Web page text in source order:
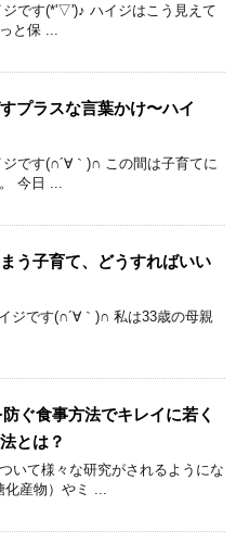
です(*'▽')♪ ハイジはこう見えて
と保 ...
プラスな言葉かけ〜ハイ
です(∩´∀｀)∩ この間は子育てに
今日 ...
う子育て、どうすればいい
ジです(∩´∀｀)∩ 私は33歳の母親
ぐ食事方法でキレイに若く
とは？
いて様々な研究がされるようにな
産物）やミ ...